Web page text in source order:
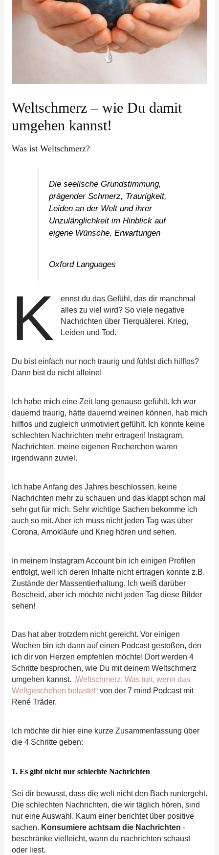
Weltschmerz – wie Du damit
umgehen kannst!
Was ist Weltschmerz?
Die seelische Grundstimmung,
prägender Schmerz, Traurigkeit,
Leiden an der Welt und ihrer
Unzulänglichkeit im Hinblick auf
eigene Wünsche, Erwartungen
Oxford Languages
K
ennst du das Gefühl, das dir manchmal
alles zu viel wird? So viele negative
Nachrichten über Tierquälerei, Krieg,
Leiden und Tod.
Du bist einfach nur noch traurig und fühlst dich hilflos?
Dann bist du nicht alleine!
Ich habe mich eine Zeit lang genauso gefühlt. Ich war
dauernd traurig, hätte dauernd weinen können, hab mich
hilflos und zugleich unmotiviert gefühlt. Ich konnte keine
schlechten Nachrichten mehr ertragen! Instagram,
Nachrichten, meine eigenen Recherchen waren
irgendwann zuviel.
Ich habe Anfang des Jahres beschlossen, keine
Nachrichten mehr zu schauen und das klappt schon mal
sehr gut für mich. Sehr wichtige Sachen bekomme ich
auch so mit. Aber ich muss nicht jeden Tag was über
Corona, Amokläufe und Krieg hören und sehen.
In meinem Instagram Account bin ich einigen Profilen
entfolgt, weil ich deren Inhalte nicht ertragen konnte z.B.
Zustände der Massentierhaltung. Ich weiß darüber
Bescheid, aber ich möchte nicht jeden Tag diese Bilder
sehen!
Das hat aber trotzdem nicht gereicht. Vor einigen
Wochen bin ich dann auf einen Podcast gestoßen, den
ich dir von Herzen empfehlen möchte! Dort werden 4
Schritte besprochen, wie Du mit deinem Weltschmerz
umgehen kannst. „Weltschmerz: Was tun, wenn das
Weltgeschehen belastet“von der 7 mind Podcast mit
René Träder.
Ich möchte dir hier eine kurze Zusammenfassung über
die 4 Schritte geben:
1. Es gibt nicht nur schlechte Nachrichten
Sei dir bewusst, dass die welt nicht den Bach runtergeht.
Die schlechten Nachrichten, die wir täglich hören, sind
nur eine Auswahl. Kaum einer berichtet über positive
sachen. Konsumiere achtsam die Nachrichten -
beschränke vielleicht, wann du nachrichten schaust
oder liest.